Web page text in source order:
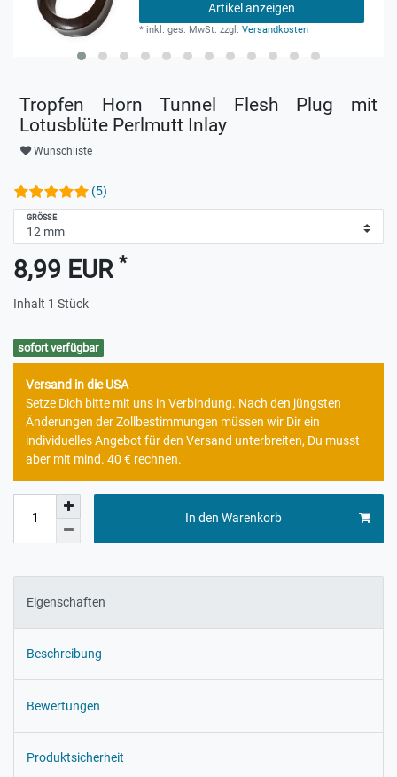
Artikel anzeigen
* inkl. ges. MwSt. zzgl.Versandkosten
Tropfen Horn Tunnel Flesh Plug mit
Lotusblüte Perlmutt Inlay
Wunschliste
(5)
GRÖSSE
8,99 EUR *
Inhalt 1 Stück
sofort verfügbar
Versand in die USA
Setze Dich bitte mit uns in Verbindung. Nach den jüngsten
Änderungen der Zollbestimmungen müssen wir Dir ein
individuelles Angebot für den Versand unterbreiten, Du musst
aber mit mind. 40 € rechnen.
In den Warenkorb
Eigenschaften
Beschreibung
Bewertungen
Produktsicherheit